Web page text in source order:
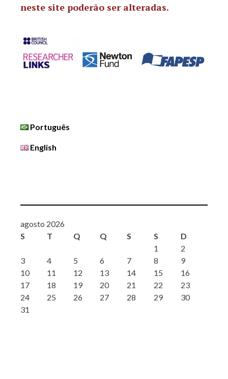
neste site poderão ser alteradas.
Português
English
agosto 2026
S
T Q Q S S
D
1
2
3
4 5 6 7 8
9
10
11 12 13 14 15
16
17
18 19 20 21 22
23
24
25 26 27 28 29
30
31